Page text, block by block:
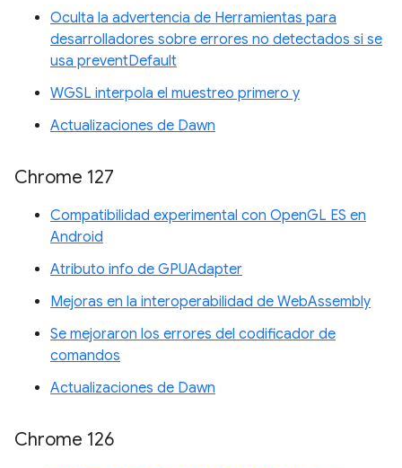
Oculta la advertencia de Herramientas para
desarrolladores sobre errores no detectados si se
usa preventDefault
WGSL interpola el muestreo primero y
Actualizaciones de Dawn
Chrome 127
Compatibilidad experimental con OpenGL ES en
Android
Atributo info de GPUAdapter
Mejoras en la interoperabilidad de WebAssembly
Se mejoraron los errores del codificador de
comandos
Actualizaciones de Dawn
Chrome 126